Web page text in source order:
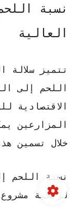
نسبة
العالية
تتميز سلالة
اللحم إلى
الاقتصادية
المزارعين
خلال تسمين
نسبة اللحم
لربحية